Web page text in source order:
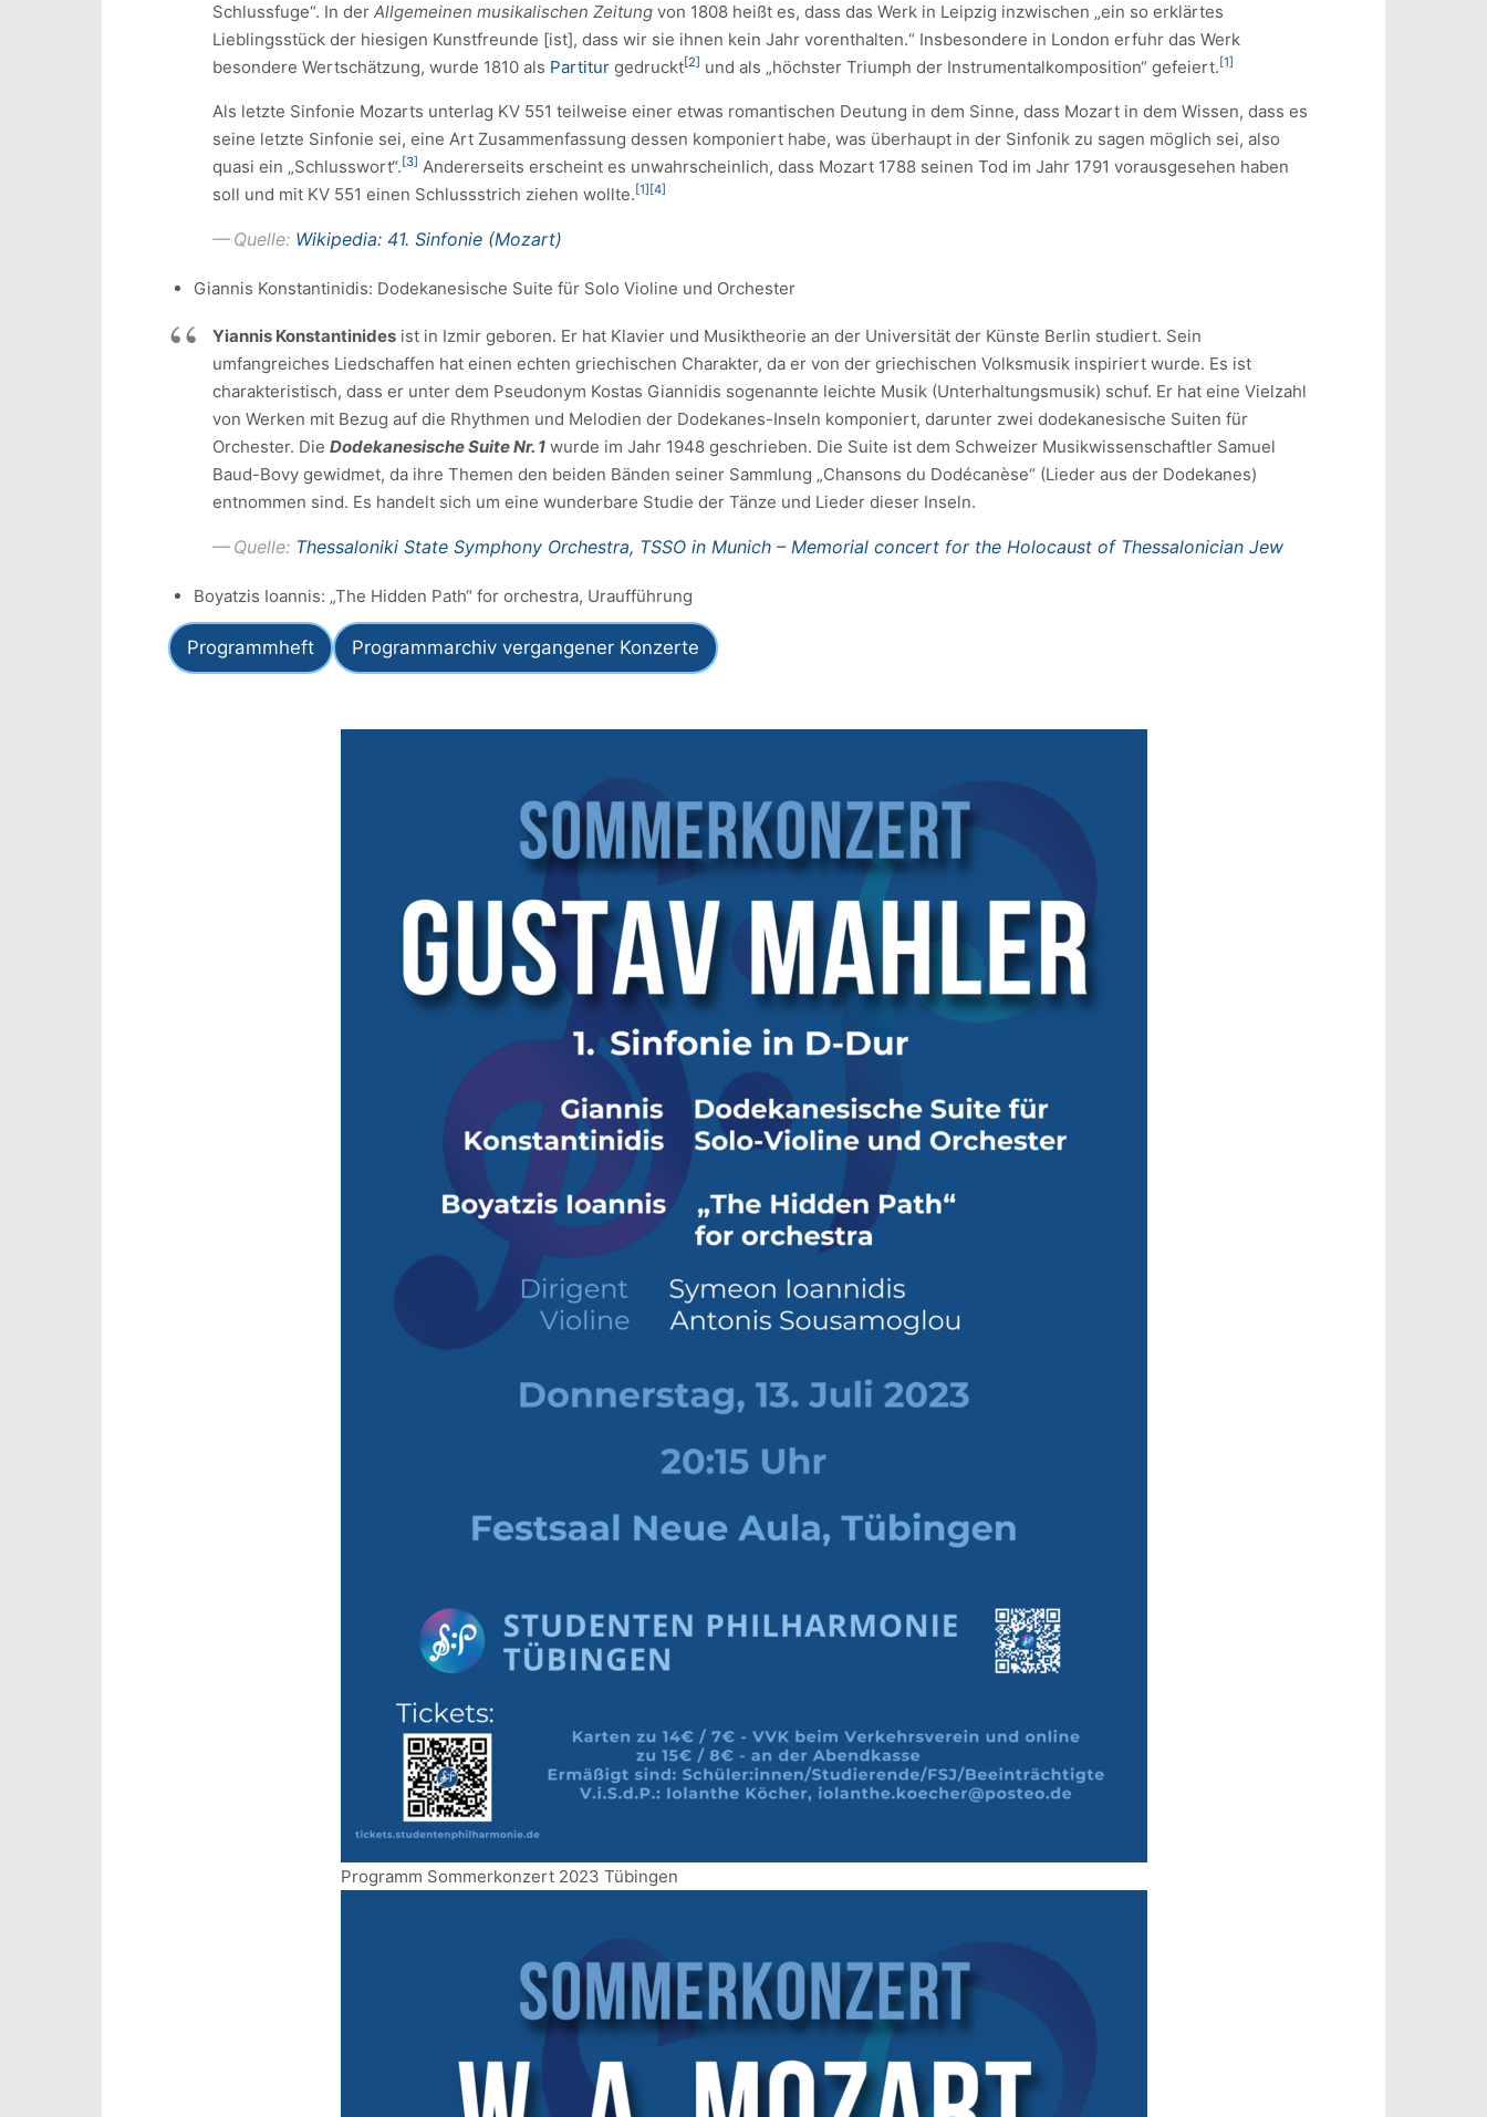
Schlussfuge“. In der Allgemeinen musikalischen Zeitung von 1808 heißt es, dass das Werk in Leipzig inzwischen „ein so erklärtes
Lieblingsstück der hiesigen Kunstfreunde [ist], dass wir sie ihnen kein Jahr vorenthalten.“ Insbesondere in London erfuhr das Werk
besondere Wertschätzung, wurde 1810 als Partitur gedruckt[2] und als „höchster Triumph der Instrumentalkomposition“ gefeiert. [1]
Als letzte Sinfonie Mozarts unterlag KV 551 teilweise einer etwas romantischen Deutung in dem Sinne, dass Mozart in dem Wissen, dass es
seine letzte Sinfonie sei, eine Art Zusammenfassung dessen komponiert habe, was überhaupt in der Sinfonik zu sagen möglich sei, also
quasi ein „Schlusswort“. [3] Andererseits erscheint es unwahrscheinlich, dass Mozart 1788 seinen Tod im Jahr 1791 vorausgesehen haben
soll und mit KV 551 einen Schlussstrich ziehen wollte. [1] [4]
Quelle: Wikipedia: 41. Sinfonie (Mozart)
Giannis Konstantinidis: Dodekanesische Suite für Solo Violine und Orchester
Yiannis Konstantinides ist in Izmir geboren. Er hat Klavier und Musiktheorie an der Universität der Künste Berlin studiert. Sein
umfangreiches Liedschaffen hat einen echten griechischen Charakter, da er von der griechischen Volksmusik inspiriert wurde. Es ist
charakteristisch, dass er unter dem Pseudonym Kostas Giannidis sogenannte leichte Musik (Unterhaltungsmusik) schuf. Er hat eine Vielzahl
von Werken mit Bezug auf die Rhythmen und Melodien der Dodekanes-Inseln komponiert, darunter zwei dodekanesische Suiten für
Orchester. Die Dodekanesische Suite Nr. 1 wurde im Jahr 1948 geschrieben. Die Suite ist dem Schweizer Musikwissenschaftler Samuel
Baud-Bovy gewidmet, da ihre Themen den beiden Bänden seiner Sammlung „Chansons du Dodécanèse“ (Lieder aus der Dodekanes)
entnommen sind. Es handelt sich um eine wunderbare Studie der Tänze und Lieder dieser Inseln.
Quelle: Thessaloniki State Symphony Orchestra, TSSO in Munich – Memorial concert for the Holocaust of Thessalonician Jew
Boyatzis Ioannis: „The Hidden Path“ for orchestra, Uraufführung
Programmheft Programmarchiv vergangener Konzerte
Programm Sommerkonzert 2023 Tübingen